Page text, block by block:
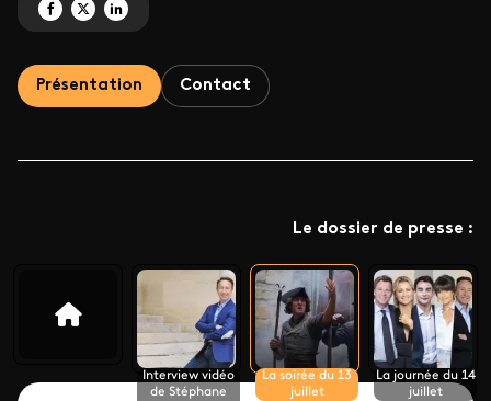
Partagez 'La soirée du 13 juillet' sur Facebook
Partagez 'La soirée du 13 juillet' sur X
Partagez 'La soirée du 13 juillet' sur LinkedIn
Présentation Contact
Le dossier de presse :
Interview vidéo
de Stéphane
La soirée du 13
juillet
La journée du 14
juillet